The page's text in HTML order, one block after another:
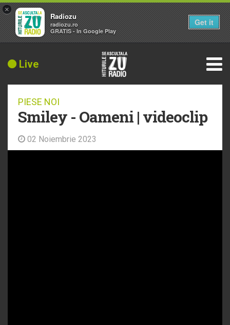
Live
PIESE NOI
Smiley - Oameni | videoclip
02 Noiembrie 2023
×
Radiozu
radiozu.ro
GRATIS - In Google Play
Get it